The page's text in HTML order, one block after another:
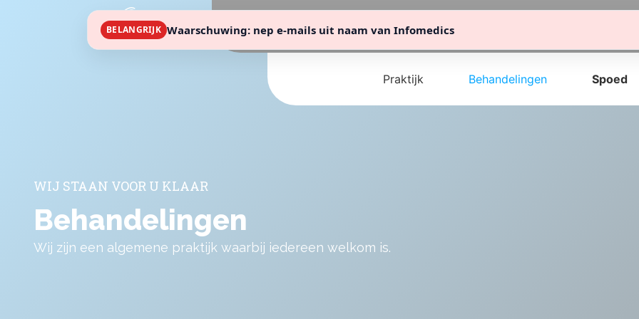
BELANGRIJK Waarschuwing: nep e-mails uit naam van Infomedics
info@mcdent.nl
Praktijk Behandelingen Spoed
WIJ STAAN VOOR U KLAAR
Behandelingen
Wij zijn een algemene praktijk waarbij iedereen welkom is.